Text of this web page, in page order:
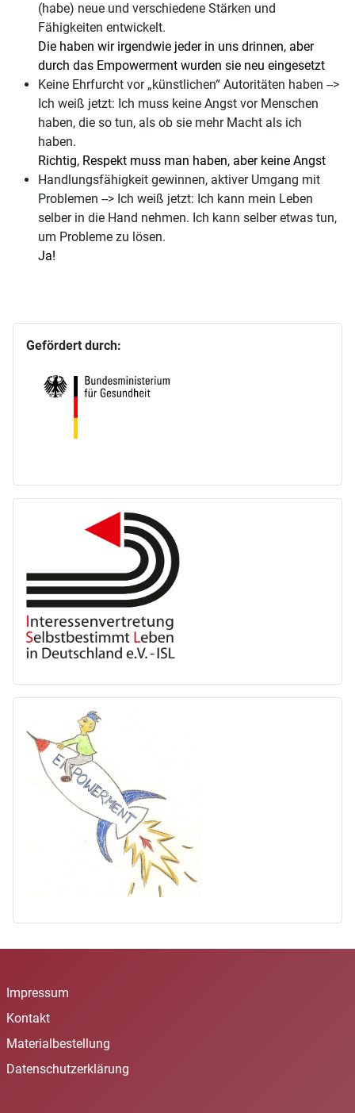
(habe) neue und verschiedene Stärken und
Fähigkeiten entwickelt.
Die haben wir irgendwie jeder in uns drinnen, aber
durch das Empowerment wurden sie neu eingesetzt
Keine Ehrfurcht vor „künstlichen“ Autoritäten haben -->
Ich weiß jetzt: Ich muss keine Angst vor Menschen
haben, die so tun, als ob sie mehr Macht als ich
haben.
Richtig, Respekt muss man haben, aber keine Angst
Handlungsfähigkeit gewinnen, aktiver Umgang mit
Problemen --> Ich weiß jetzt: Ich kann mein Leben
selber in die Hand nehmen. Ich kann selber etwas tun,
um Probleme zu lösen.
Ja!
Gefördert durch:
Impressum
Kontakt
Materialbestellung
Datenschutzerklärung